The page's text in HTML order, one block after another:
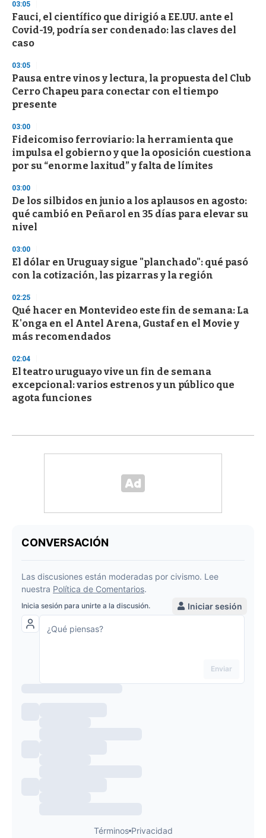
3
s
e
c
o
d
s
03:05
Fauci, el científico que dirigió a EE.UU. ante el
Covid-19, podría ser condenado: las claves del
caso
03:05
Pausa entre vinos y lectura, la propuesta del Club
Cerro Chapeu para conectar con el tiempo
presente
03:00
Fideicomiso ferroviario: la herramienta que
impulsa el gobierno y que la oposición cuestiona
por su “enorme laxitud” y falta de límites
03:00
De los silbidos en junio a los aplausos en agosto:
qué cambió en Peñarol en 35 días para elevar su
nivel
03:00
El dólar en Uruguay sigue "planchado": qué pasó
con la cotización, las pizarras y la región
02:25
Qué hacer en Montevideo este fin de semana: La
K'onga en el Antel Arena, Gustaf en el Movie y
más recomendados
02:04
El teatro uruguayo vive un fin de semana
excepcional: varios estrenos y un público que
agota funciones